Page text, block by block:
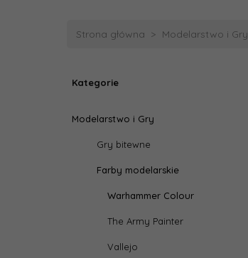
Strona główna Modelarstwo i Gry
Kategorie
Modelarstwo i Gry
Gry bitewne
Farby modelarskie
Warhammer Colour
The Army Painter
Vallejo